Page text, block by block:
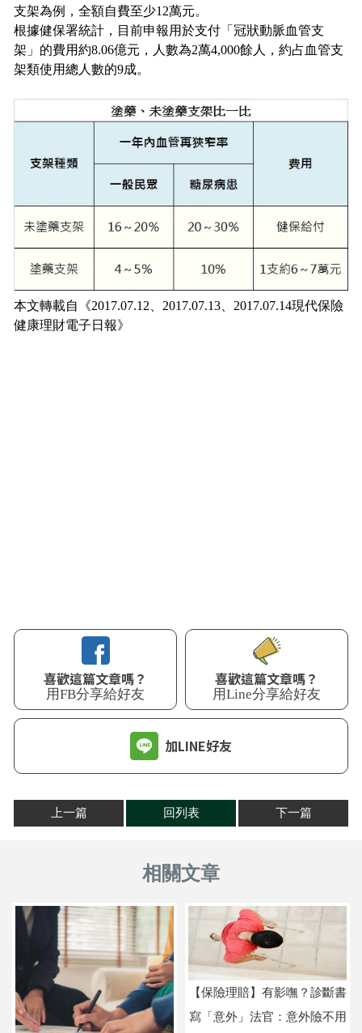
支架為例，全額自費至少12萬元。
根據健保署統計，目前申報用於支付「冠狀動脈血管支
架」的費用約8.06億元，人數為2萬4,000餘人，約占血管支
架類使用總人數的9成。
本文轉載自《2017.07.12、2017.07.13、2017.07.14現代保險
健康理財電子日報》
喜歡這篇文章嗎？
用FB分享給好友
喜歡這篇文章嗎？
用Line分享給好友
加LINE好友
上一篇 回列表 下一篇
【保險理賠】有影嘸？診斷書
寫「意外」法官：意外險不用